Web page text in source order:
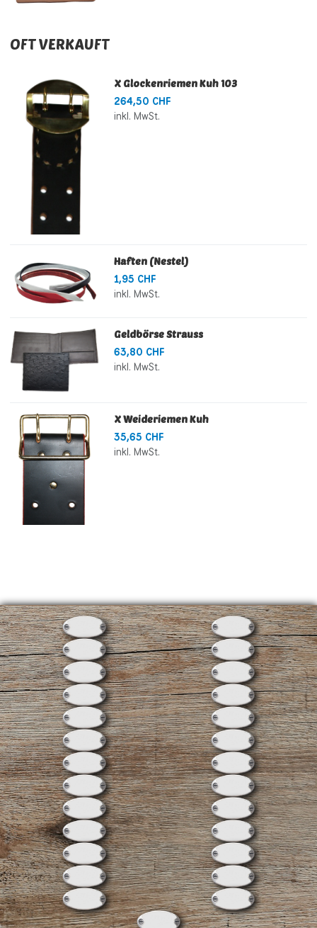
OFT VERKAUFT
X Glockenriemen Kuh 103
264,50 CHF
inkl. MwSt.
Haften (Nestel)
1,95 CHF
inkl. MwSt.
Geldbörse Strauss
63,80 CHF
inkl. MwSt.
X Weideriemen Kuh
35,65 CHF
inkl. MwSt.